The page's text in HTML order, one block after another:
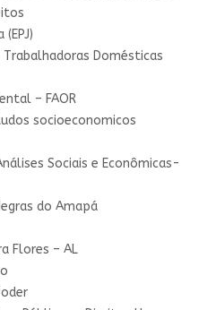
Trabalhadoras Domésticas
– FAOR
socioeconomicos
Sociais e Econômicas-
do Amapá
Flores – AL